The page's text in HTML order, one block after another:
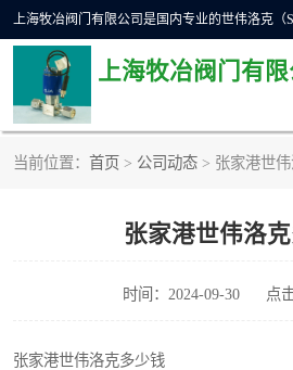
上海牧冶阀门有限
当前位置： 首页 > 公司动态 > 张家港世
张家港世伟洛
时间：2024-09-30 点
张家港世伟洛克多少钱
世伟洛克球阀 世
世伟洛克过滤器 世
世伟洛克单向阀